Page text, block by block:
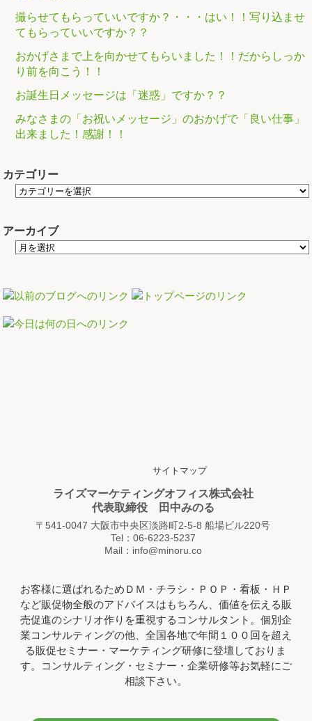
撮らせてもらっていいですか？・・・はい！！写り込ませ
てもらっていいですか？？
おかげさまで上を向かせてもらいました！！だからしっか
り前を向こう！！
お誕生日メッセージは「迷惑」ですか？？
みなさまの「お祝いメッセージ」のおかげで「良い仕事」
出来ました！感謝！！
カテゴリー
アーカイブ
サイトマップ
ライズマーケティングオフィス株式会社
代表取締役 田中みのる
〒541-0047 大阪市中央区淡路町2-5-8 船場ビル220号
Tel：06-6223-5237
Mail：info@minoru.co
お客様に選ばれるためＤＭ・チラシ・ＰＯＰ・看板・ＨＰ
など販促物全般のアドバイスはもちろん、価値を伝える販
売促進のシナリオ作りを重視するコンサルタント。個別企
業コンサルティングの他、全国各地で年間１００回を超え
る販促セミナー・マーケティング研修に登壇しておりま
す。コンサルティング・セミナー・企業研修等お気軽にご
相談下さい。